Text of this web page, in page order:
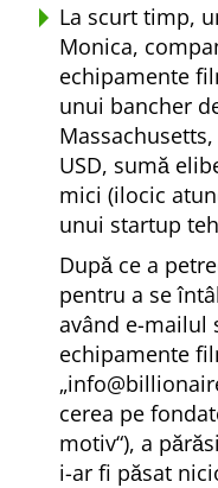
La scurt timp,
Monica,
echipamente
unui bancher
USD, sumă
mici (ilocic
unui startup
După ce a
pentru a se
având e-mailul
echipamente
cerea pe
motiv ), a
i-ar fi păsat